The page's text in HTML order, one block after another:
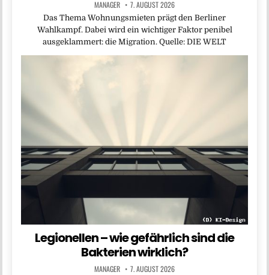
MANAGER 7. AUGUST 2026
Das Thema Wohnungsmieten prägt den Berliner
Wahlkampf. Dabei wird ein wichtiger Faktor penibel
ausgeklammert: die Migration. Quelle: DIE WELT
Legionellen – wie gefährlich sind die
Bakterien wirklich?
MANAGER 7. AUGUST 2026